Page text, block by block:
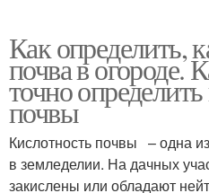
Как определить,
почва в огороде.
точно
почвы
Кислотность почвы – одна
в земледелии. На дачных
закислены или обладают